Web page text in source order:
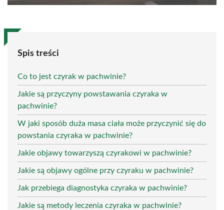
Spis treści
Co to jest czyrak w pachwinie?
Jakie są przyczyny powstawania czyraka w
pachwinie?
W jaki sposób duża masa ciała może przyczynić się do
powstania czyraka w pachwinie?
Jakie objawy towarzyszą czyrakowi w pachwinie?
Jakie są objawy ogólne przy czyraku w pachwinie?
Jak przebiega diagnostyka czyraka w pachwinie?
Jakie są metody leczenia czyraka w pachwinie?